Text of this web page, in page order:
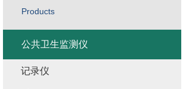
Products
公共卫生监测仪
记录仪